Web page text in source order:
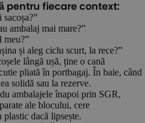
pentru fiecare context:
ambalaj mai mare?”
meu?”
și aleg ciclu scurt, la rece?”
lângă ușă, ține o cană
pliată în portbagaj. În baie, când
solidă sau la rezerve.
ambalajele înapoi prin SGR,
ale blocului, cere
dacă lipsește.